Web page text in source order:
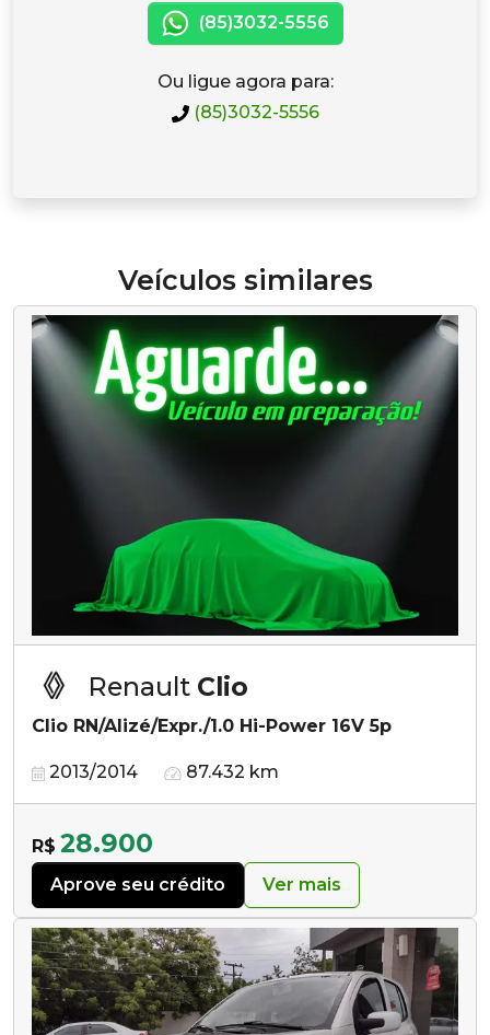
(85)3032-5556
Ou ligue agora para:
(85)3032-5556
Veículos similares
Renault Clio
Clio RN/Alizé/Expr./1.0 Hi-Power 16V 5p
2013/2014 87.432 km
R$ 28.900
Aprove seu crédito Ver mais